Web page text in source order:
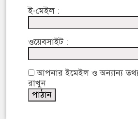
ই-মেইল :
ওয়েবসাইট :
আপনার ইমেইল ও অন্যান্য
রাখুন